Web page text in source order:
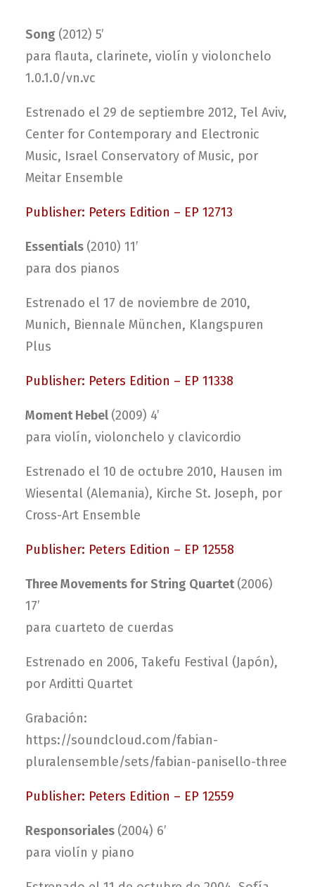
Song (2012) 5’
para flauta, clarinete, violín y violonchelo
1.0.1.0/vn.vc
Estrenado el 29 de septiembre 2012, Tel Aviv,
Center for Contemporary and Electronic
Music, Israel Conservatory of Music, por
Meitar Ensemble
Publisher: Peters Edition – EP 12713
Essentials (2010) 11’
para dos pianos
Estrenado el 17 de noviembre de 2010,
Munich, Biennale München, Klangspuren
Plus
Publisher: Peters Edition – EP 11338
Moment Hebel (2009) 4’
para violín, violonchelo y clavicordio
Estrenado el 10 de octubre 2010, Hausen im
Wiesental (Alemania), Kirche St. Joseph, por
Cross-Art Ensemble
Publisher: Peters Edition – EP 12558
Three Movements for String Quartet(2006)
17’
para cuarteto de cuerdas
Estrenado en 2006, Takefu Festival (Japón),
por Arditti Quartet
Grabación:
https://soundcloud.com/fabian-
pluralensemble/sets/fabian-panisello-three
Publisher: Peters Edition – EP 12559
Responsoriales (2004) 6’
para violín y piano